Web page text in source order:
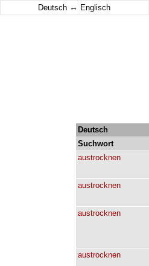
Deutsch ↔ Englisch
Deutsch
Suchwort
austrocknen
austrocknen
austrocknen
austrocknen